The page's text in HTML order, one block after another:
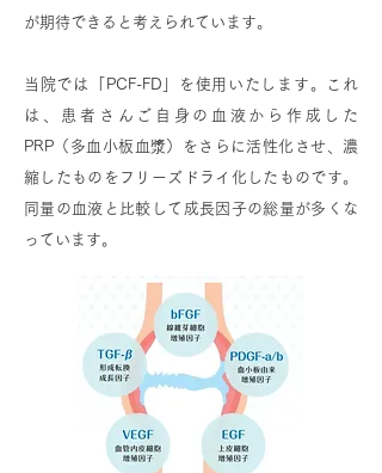
が期待できると考えられています。
当院では「PCF-FD」を使用いたします。これ
は、患者さんご自身の血液から作成した
PRP（多血小板血漿）をさらに活性化させ、濃
縮したものをフリーズドライ化したものです。
同量の血液と比較して成長因子の総量が多くな
っています。